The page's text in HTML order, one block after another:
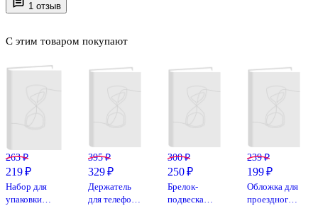
1 отзыв
С этим товаром покупают
263 ₽
219 ₽
Набор для
упаковки
395 ₽
329 ₽
Держатель
для телефона
300 ₽
250 ₽
Брелок-
подвеска
239 ₽
199 ₽
Обложка для
проездного